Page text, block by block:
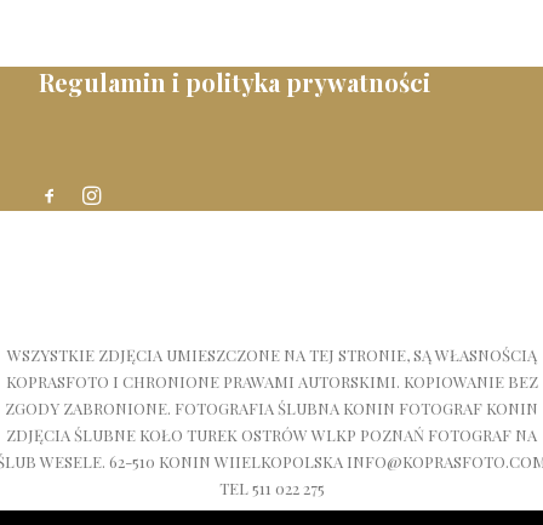
Regulamin i polityka prywatności
WSZYSTKIE ZDJĘCIA UMIESZCZONE NA TEJ STRONIE, SĄ WŁASNOŚCIĄ
KOPRASFOTO I CHRONIONE PRAWAMI AUTORSKIMI. KOPIOWANIE BEZ
ZGODY ZABRONIONE. FOTOGRAFIA ŚLUBNA KONIN FOTOGRAF KONIN
ZDJĘCIA ŚLUBNE KOŁO TUREK OSTRÓW WLKP POZNAŃ FOTOGRAF NA
WESELE. 62-510 KONIN WIIELKOPOLSKA
TEL 511 022 275